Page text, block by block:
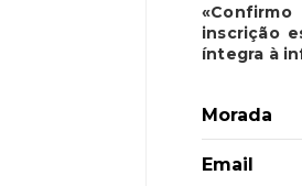
inscrição
íntegra à
Morada
Email